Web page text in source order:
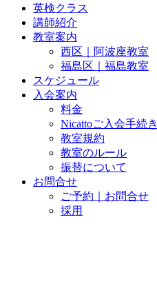
英検クラス
講師紹介
教室案内
西区｜阿波座教室
福島区｜福島教室
スケジュール
入会案内
料金
Nicattoご入会手続き
教室規約
教室のルール
振替について
お問合せ
ご予約｜お問合せ
採用